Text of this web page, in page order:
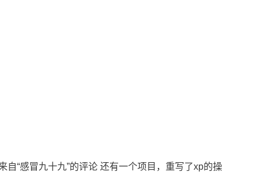
“感冒九十九”的评论 还有一个项目，重写了xp的操